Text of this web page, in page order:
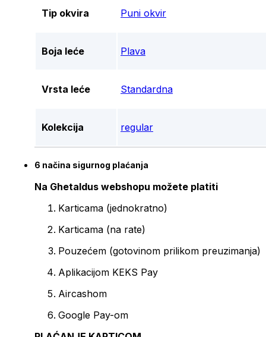
Tip okvira Puni okvir
Boja leće Plava
Vrsta leće Standardna
Kolekcija regular
6 načina sigurnog plaćanja
Na Ghetaldus webshopu možete platiti
Karticama (jednokratno)
Karticama (na rate)
Pouzećem (gotovinom prilikom preuzimanja)
Aplikacijom KEKS Pay
Aircashom
Google Pay-om